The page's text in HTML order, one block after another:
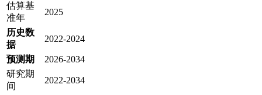
估算基
准年
2025
历史数
据
2022-2024
预测期
2026-2034
研究期
间
2022-2034